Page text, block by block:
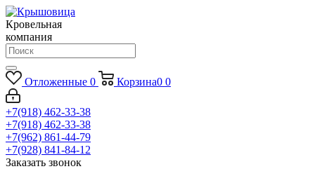
Кровельная
компания
Отложенные 0 Корзина0 0
+7(918) 462-33-38
+7(918) 462-33-38
+7(962) 861-44-79
+7(928) 841-84-12
Заказать звонок